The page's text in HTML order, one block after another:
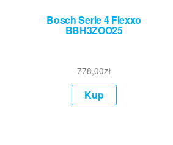
Bosch Serie 4 Flexxo
BBH3ZOO25
778,00zł
Kup